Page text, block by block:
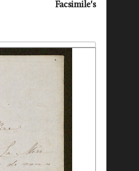
Facsimile's